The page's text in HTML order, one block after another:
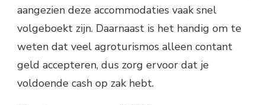
aangezien deze accommodaties vaak snel
volgeboekt zijn. Daarnaast is het handig om te
weten dat veel agroturismos alleen contant
geld accepteren, dus zorg ervoor dat je
voldoende cash op zak hebt.